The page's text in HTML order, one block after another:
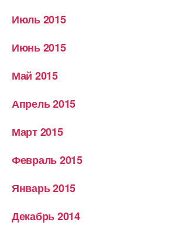
Июль 2015
Июнь 2015
Май 2015
Апрель 2015
Март 2015
Февраль 2015
Январь 2015
Декабрь 2014